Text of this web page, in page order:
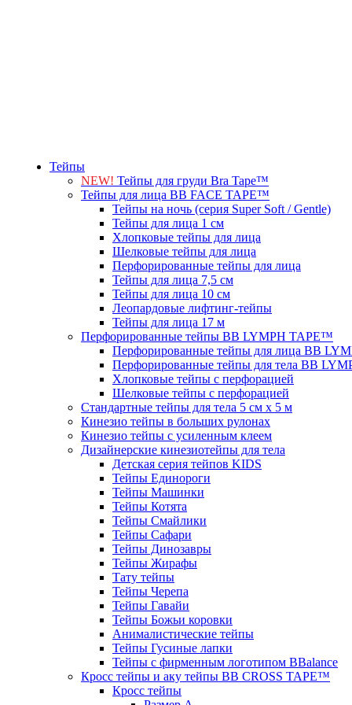
Тейпы
NEW! Тейпы для груди Bra Tape™
Тейпы для лица BB FACE TAPE™
Тейпы на ночь (серия Super Soft / Gentle)
Тейпы для лица 1 см
Хлопковые тейпы для лица
Шелковые тейпы для лица
Перфорированные тейпы для лица
Тейпы для лица 7,5 см
Тейпы для лица 10 см
Леопардовые лифтинг-тейпы
Тейпы для лица 17 м
Перфорированные тейпы BB LYMPH TAPE™
Перфорированные тейпы для лица BB
Перфорированные тейпы для тела BB
Хлопковые тейпы с перфорацией
Шелковые тейпы с перфорацией
Стандартные тейпы для тела 5 см x 5 м
Кинезио тейпы в больших рулонах
Кинезио тейпы с усиленным клеем
Дизайнерские кинезиотейпы для тела
Детская серия тейпов KIDS
Тейпы Единороги
Тейпы Машинки
Тейпы Котята
Тейпы Смайлики
Тейпы Сафари
Тейпы Динозавры
Тейпы Жирафы
Тату тейпы
Тейпы Черепа
Тейпы Гавайи
Тейпы Божьи коровки
Анималистические тейпы
Тейпы Гусиные лапки
Тейпы с фирменным логотипом BBalance
Кросс тейпы и аку тейпы BB CROSS TAPE™
Кросс тейпы